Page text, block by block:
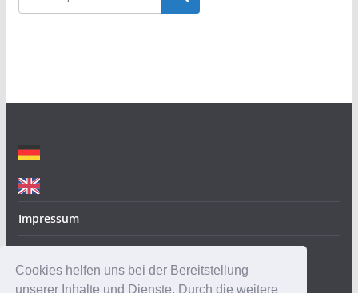
Cookies helfen uns bei der Bereitstellung
unserer Inhalte und Dienste. Durch die weitere
g
Impressum